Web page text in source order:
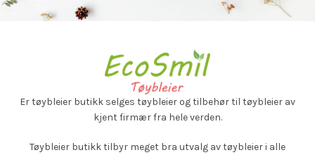
Er tøybleier butikk selges tøybleier og tilbehør til tøybleier av
kjent firmær fra hele verden.
Tøybleier butikk tilbyr meget bra utvalg av tøybleier i alle